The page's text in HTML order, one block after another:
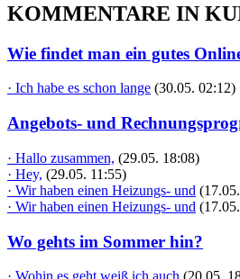
KOMMENTARE IN
Wie findet man ein gutes
· Ich habe es schon lange (30.05. 02:12)
Angebots- und
· Hallo zusammen, (29.05. 18:08)
· Hey, (29.05. 11:55)
· Wir haben einen Heizungs- und
· Wir haben einen Heizungs- und
Wo gehts im Sommer hin?